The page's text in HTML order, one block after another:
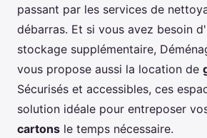
passant par les services de
débarras. Et si vous avez besoin
stockage supplémentaire,
vous propose aussi la location de
Sécurisés et accessibles, ces
solution idéale pour entreposer
cartons le temps nécessaire.